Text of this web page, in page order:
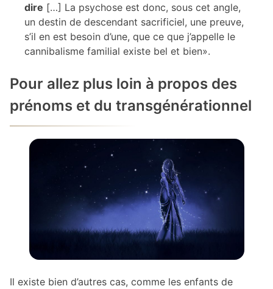
dire […] La psychose est donc, sous cet angle,
un destin de descendant sacrificiel, une preuve,
s’il en est besoin d’une, que ce que j’appelle le
cannibalisme familial existe bel et bien».
Pour allez plus loin à propos des
prénoms et du transgénérationnel
Il existe bien d’autres cas, comme les enfants de